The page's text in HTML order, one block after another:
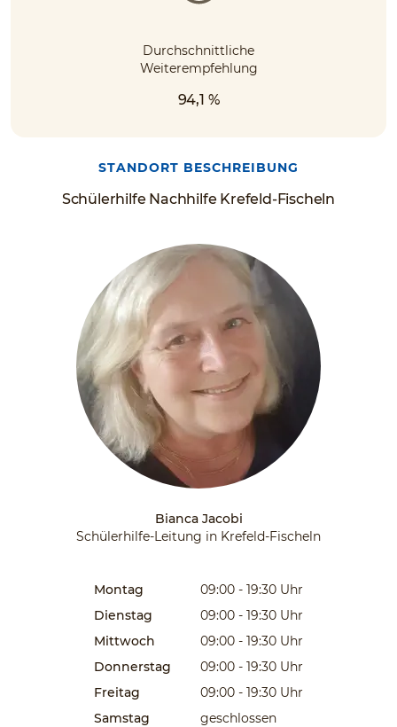
Durchschnittliche
Weiterempfehlung
94,1 %
Schülerhilfe Nachhilfe Krefeld-Fischeln
STANDORT BESCHREIBUNG
Bianca Jacobi
Schülerhilfe-Leitung in Krefeld-Fischeln
Montag 09:00 - 19:30 Uhr
Dienstag
09:00 - 19:30 Uhr
Mittwoch
09:00 - 19:30 Uhr
Donnerstag
09:00 - 19:30 Uhr
Freitag
09:00 - 19:30 Uhr
Samstag
geschlossen